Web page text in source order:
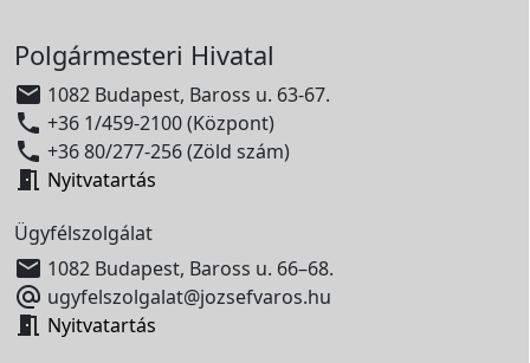
Polgármesteri Hivatal
 1082 Budapest, Baross u. 63-67.
 +36 1/459-2100 (Központ)
 +36 80/277-256 (Zöld szám)
 Nyitvatartás
Ügyfélszolgálat
 1082 Budapest, Baross u. 66–68.
 ugyfelszolgalat@jozsefvaros.hu
 Nyitvatartás